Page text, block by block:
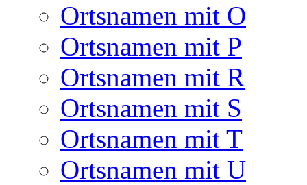
Ortsnamen mit O
Ortsnamen mit P
Ortsnamen mit R
Ortsnamen mit S
Ortsnamen mit T
Ortsnamen mit U